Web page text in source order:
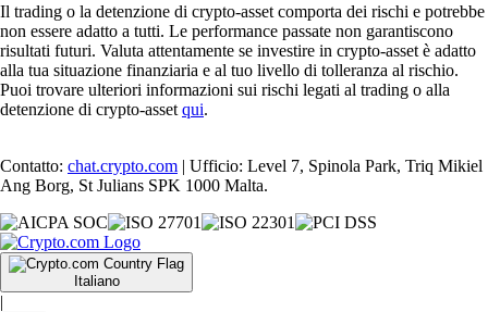
Il trading o la detenzione di crypto-asset comporta dei rischi e potrebbe
non essere adatto a tutti. Le performance passate non garantiscono
risultati futuri. Valuta attentamente se investire in crypto-asset è adatto
alla tua situazione finanziaria e al tuo livello di tolleranza al rischio.
Puoi trovare ulteriori informazioni sui rischi legati al trading o alla
detenzione di crypto-asset qui.
Contatto: chat.crypto.com | Ufficio: Level 7, Spinola Park, Triq Mikiel
Ang Borg, St Julians SPK 1000 Malta.
Italiano
|